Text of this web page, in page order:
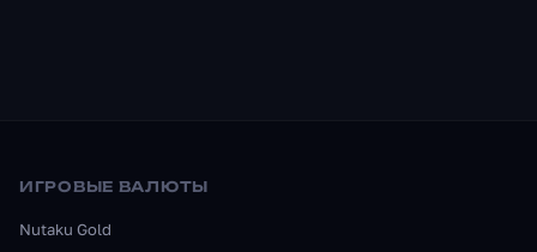
ИГРОВЫЕ ВАЛЮТЫ
Nutaku Gold